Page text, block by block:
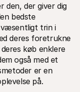
den, der giver dig
bedste
væsentligt trin i
deres foretrukne
køb enklere
også med et
er en
på.